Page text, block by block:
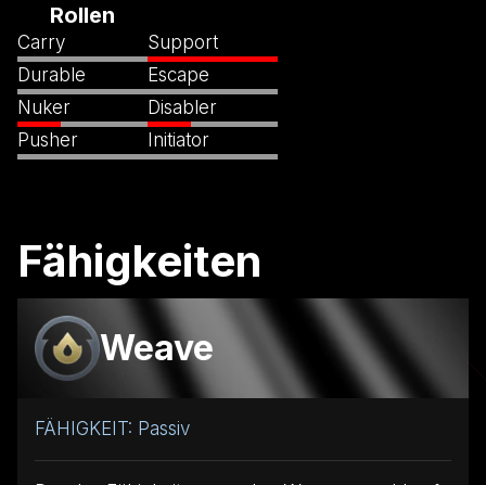
Rollen
Carry
Durable
Nuker
Pusher
Support
Escape
Disabler
Initiator
Fähigkeiten
Weave
FÄHIGKEIT: Passiv